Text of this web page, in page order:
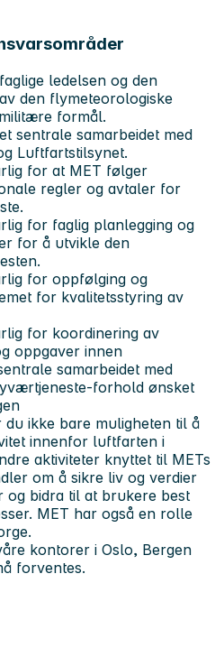
ledelsen og den
den flymeteorologiske
formål.
sentrale samarbeidet med
Luftfartstilsynet.
for at MET følger
regler og avtaler for
for faglig planlegging og
for å utvikle den
for oppfølging og
for kvalitetsstyring av
for koordinering av
oppgaver innen
samarbeidet med
forhold ønsket
ikke bare muligheten til å
innenfor luftfarten i
aktiviteter knyttet til METs
om å sikre liv og verdier
bidra til at brukere best
MET har også en rolle
kontorer i Oslo, Bergen
forventes.